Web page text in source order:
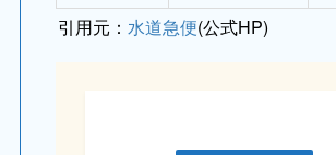
引用元： 水道急便(公式HP)